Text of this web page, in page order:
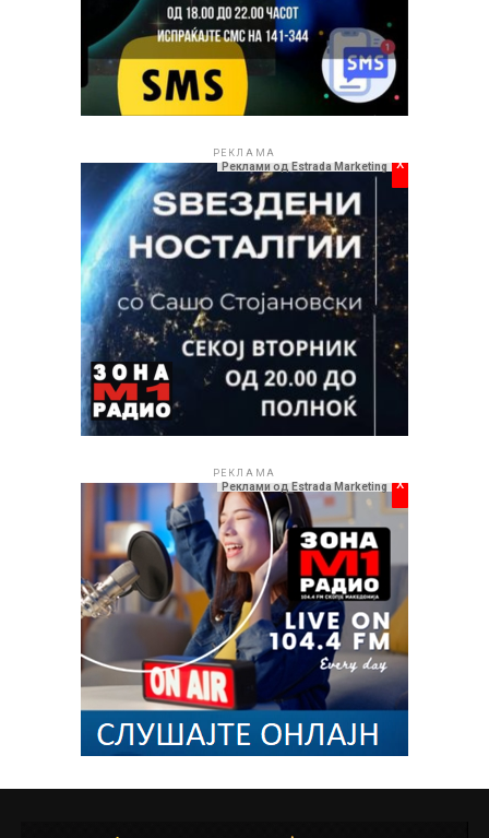
РЕКЛАМА
Реклами од Estrada Marketing x
РЕКЛАМА
Реклами од Estrada Marketing x